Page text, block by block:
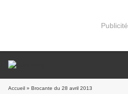
Publicité
Accueil » Brocante du 28 avril 2013